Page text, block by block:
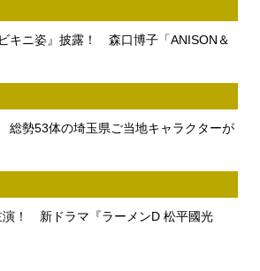
キニ姿』披露！ 森口博子「ANISON＆
勢53体の埼玉県ご当地キャラクターが
演！ 新ドラマ『ラーメンD 松平國光